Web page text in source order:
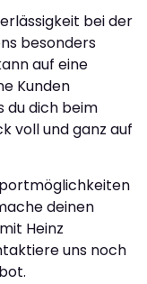
bei der
besonders
auf eine
Kunden
du dich beim
voll und ganz auf
deinen
Heinz
uns noch